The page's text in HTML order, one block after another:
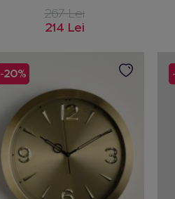
267 Lei
214 Lei
-20%